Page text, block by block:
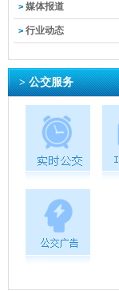
> 媒体报道
> 行业动态
> 公交服务